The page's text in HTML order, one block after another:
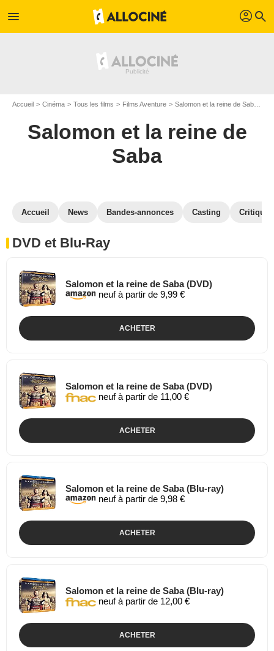
menu profil search
Accueil Cinéma Tous les films Films Aventure Salomon et la reine de Saba
Salomon et la reine de
Saba
Accueil News Bandes-annonces Casting
DVD et Blu-Ray
Salomon et la reine de Saba (DVD)
neuf à partir de 9,99 €
ACHETER
Salomon et la reine de Saba (DVD)
neuf à partir de 11,00 €
ACHETER
Salomon et la reine de Saba (Blu-ray)
neuf à partir de 9,98 €
ACHETER
Salomon et la reine de Saba (Blu-ray)
neuf à partir de 12,00 €
ACHETER